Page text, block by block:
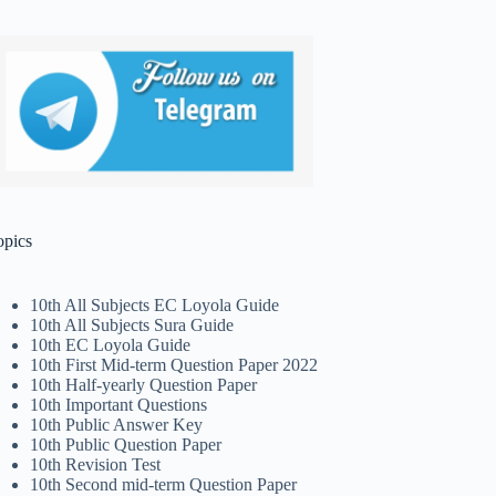
10th All Subjects EC Loyola Guide
10th All Subjects Sura Guide
10th EC Loyola Guide
10th First Mid-term Question Paper 2022
10th Half-yearly Question Paper
10th Important Questions
10th Public Answer Key
10th Public Question Paper
10th Revision Test
10th Second mid-term Question Paper